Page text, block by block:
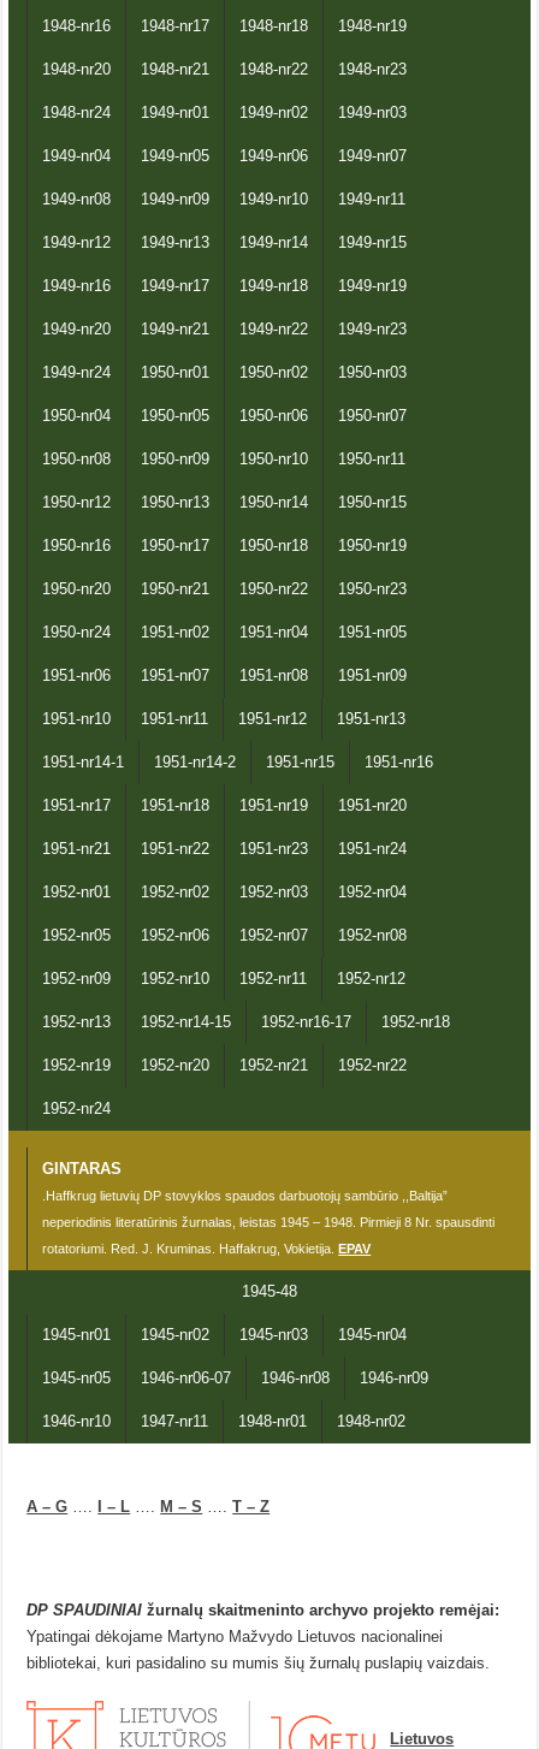
1948-nr16 1948-nr17 1948-nr18 1948-nr19
1948-nr20 1948-nr21 1948-nr22 1948-nr23
1948-nr24 1949-nr01 1949-nr02 1949-nr03
1949-nr04 1949-nr05 1949-nr06 1949-nr07
1949-nr08 1949-nr09 1949-nr10 1949-nr11
1949-nr12 1949-nr13 1949-nr14 1949-nr15
1949-nr16 1949-nr17 1949-nr18 1949-nr19
1949-nr20 1949-nr21 1949-nr22 1949-nr23
1949-nr24 1950-nr01 1950-nr02 1950-nr03
1950-nr04 1950-nr05 1950-nr06 1950-nr07
1950-nr08 1950-nr09 1950-nr10 1950-nr11
1950-nr12 1950-nr13 1950-nr14 1950-nr15
1950-nr16 1950-nr17 1950-nr18 1950-nr19
1950-nr20 1950-nr21 1950-nr22 1950-nr23
1950-nr24 1951-nr02 1951-nr04 1951-nr05
1951-nr06 1951-nr07 1951-nr08 1951-nr09
1951-nr10 1951-nr11 1951-nr12 1951-nr13
1951-nr14-1 1951-nr14-2 1951-nr15 1951-nr16
1951-nr17 1951-nr18 1951-nr19 1951-nr20
1951-nr21 1951-nr22 1951-nr23 1951-nr24
1952-nr01 1952-nr02 1952-nr03 1952-nr04
1952-nr05 1952-nr06 1952-nr07 1952-nr08
1952-nr09 1952-nr10 1952-nr11 1952-nr12
1952-nr13 1952-nr14-15 1952-nr16-17 1952-nr18
1952-nr19 1952-nr20 1952-nr21 1952-nr22
1952-nr24
GINTARAS
.Haffkrug lietuvių DP stovyklos spaudos darbuotojų sambūrio ,,Baltija”
neperiodinis literatūrinis žurnalas, leistas 1945 – 1948. Pirmieji 8 Nr. spausdinti
rotatoriumi. Red. J. Kruminas. Haffakrug, Vokietija.EPAV
1945-48
1945-nr01 1945-nr02 1945-nr03 1945-nr04
1945-nr05 1946-nr06-07 1946-nr08 1946-nr09
1946-nr10 1947-nr11 1948-nr01 1948-nr02
A – G I – L M – S ….T – Z
DP SPAUDINIAI žurnalų skaitmeninto archyvo projekto remėjai:
Ypatingai dėkojame Martyno Mažvydo Lietuvos nacionalinei
bibliotekai, kuri pasidalino su mumis šių žurnalų puslapių vaizdais.
Lietuvos